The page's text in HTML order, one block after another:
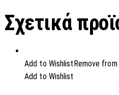
Σχετικά
Add to Wishlist Remove
Add to Wishlist